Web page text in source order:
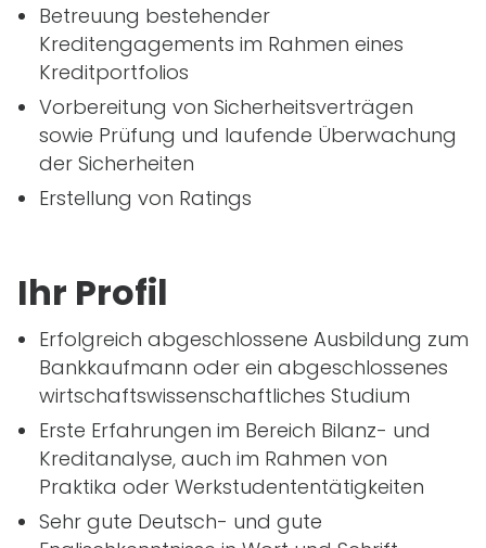
Betreuung bestehender
Kreditengagements im Rahmen eines
Kreditportfolios
Vorbereitung von Sicherheitsverträgen
sowie Prüfung und laufende Überwachung
der Sicherheiten
Erstellung von Ratings
Ihr Profil
Erfolgreich abgeschlossene Ausbildung zum
Bankkaufmann oder ein abgeschlossenes
wirtschaftswissenschaftliches Studium
Erste Erfahrungen im Bereich Bilanz- und
Kreditanalyse, auch im Rahmen von
Praktika oder Werkstudententätigkeiten
Sehr gute Deutsch- und gute